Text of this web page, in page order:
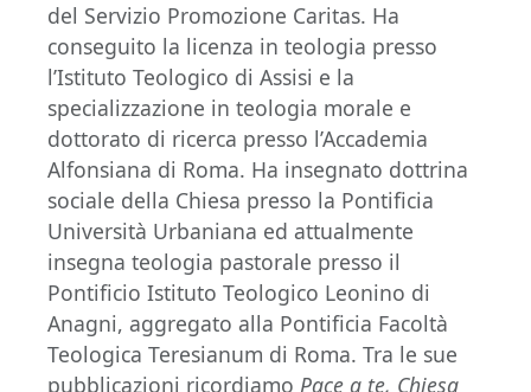
del Servizio Promozione Caritas. Ha
conseguito la licenza in teologia presso
l’Istituto Teologico di Assisi e la
specializzazione in teologia morale e
dottorato di ricerca presso l’Accademia
Alfonsiana di Roma. Ha insegnato dottrina
sociale della Chiesa presso la Pontificia
Università Urbaniana ed attualmente
insegna teologia pastorale presso il
Pontificio Istituto Teologico Leonino di
Anagni, aggregato alla Pontificia Facoltà
Teologica Teresianum di Roma. Tra le sue
pubblicazioni ricordiamo Pace a te, Chiesa